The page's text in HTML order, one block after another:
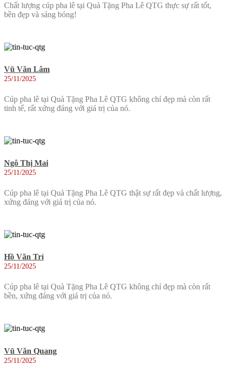
Chất lượng cúp pha lê tại Quà Tặng Pha Lê QTG thực sự rất tốt,
bền đẹp và sáng bóng!
Vũ Văn Lâm
25/11/2025
Cúp pha lê tại Quà Tặng Pha Lê QTG không chỉ đẹp mà còn rất
tinh tế, rất xứng đáng với giá trị của nó.
Ngô Thị Mai
25/11/2025
Cúp pha lê tại Quà Tặng Pha Lê QTG thật sự rất đẹp và chất lượng,
xứng đáng với giá trị của nó.
Hồ Văn Trí
25/11/2025
Cúp pha lê tại Quà Tặng Pha Lê QTG không chỉ đẹp mà còn rất
bền, xứng đáng với giá trị của nó.
Vũ Văn Quang
25/11/2025